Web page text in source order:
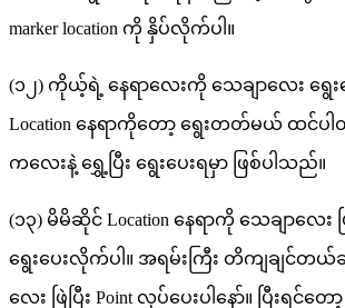
marker location ကို နှိပ်လိုက်ပါ။
(၁၂) ကိုယ့်ရဲ့ နေရာလေးကို သေချာလေး ရွေ
Location နေရာကိုတော့ ရွေးတတ်မယ် ထင်ပ
ကလေးနဲ့ ရွှေ့ပြီး ရွေးပေးရမှာ ဖြစ်ပါသည်။
(၁၃) မိမိဆိုင် Location နေရာကို သေချာလေး
ရွေးပေးလိုက်ပါ။ အရမ်းကြီး တိကျချင်တ
လေး ဖြဲပြီး Point လုပ်ပေးပါနော်။ ပြီးရင်တေ